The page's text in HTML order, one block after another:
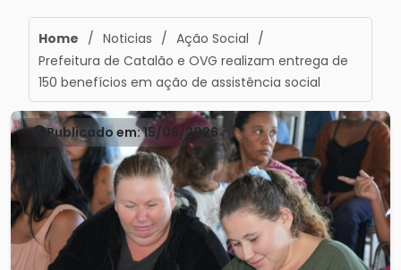
Home / Noticias / Ação Social /
Prefeitura de Catalão e OVG realizam entrega de
150 benefícios em ação de assistência social
Publicado em: 15/06/2026